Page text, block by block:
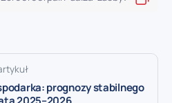
prognozy stabilnego